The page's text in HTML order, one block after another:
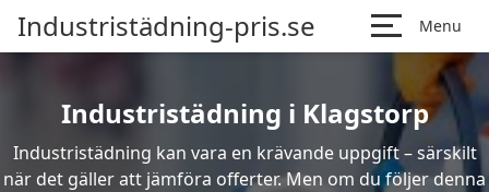
Industristädning-pris.se Menu
Industristädning i Klagstorp
Industristädning kan vara en krävande uppgift – särskilt
när det gäller att jämföra offerter. Men om du följer denna